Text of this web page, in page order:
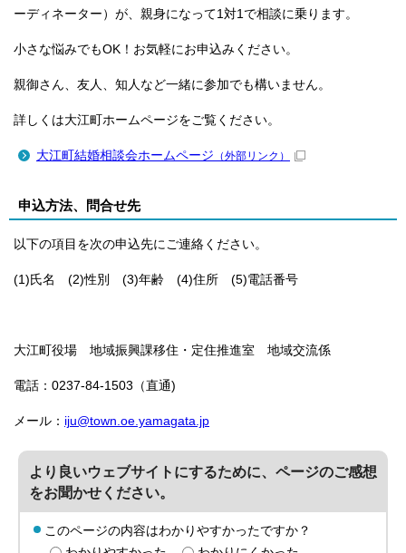
ーディネーター）が、親身になって1対1で相談に乗ります。
小さな悩みでもOK！お気軽にお申込みください。
親御さん、友人、知人など一緒に参加でも構いません。
詳しくは大江町ホームページをご覧ください。
大江町結婚相談会ホームページ （外部リンク）
申込方法、問合せ先
以下の項目を次の申込先にご連絡ください。
(1)氏名 (2)性別 (3)年齢 (4)住所 (5)電話番号
大江町役場 地域振興課移住・定住推進室 地域交流係
電話：0237-84-1503（直通)
メール： iju@town.oe.yamagata.jp
より良いウェブサイトにするために、ページのご感想
をお聞かせください。
このページの内容はわかりやすかったですか？